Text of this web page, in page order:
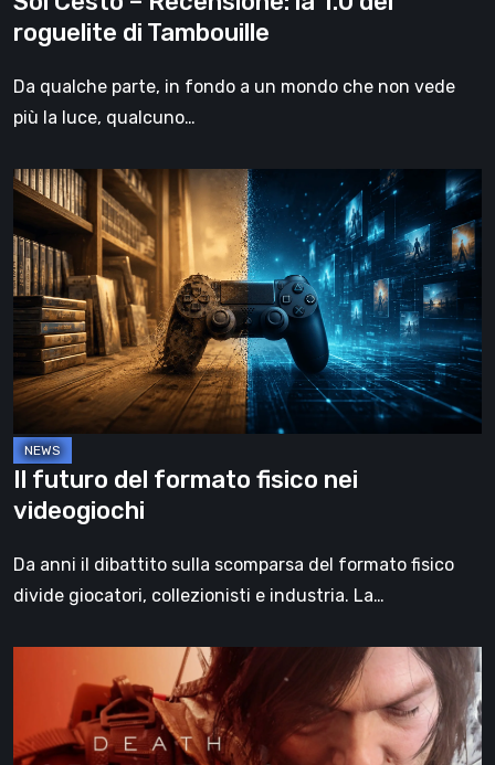
roguelite di Tambouille
Da qualche parte, in fondo a un mondo che non vede
più la luce, qualcuno…
Il
futuro
del
formato
fisico
videogiochi
Il futuro del formato fisico nei
videogiochi
Da anni il dibattito sulla scomparsa del formato fisico
divide giocatori, collezionisti e industria. La…
Stranding
On